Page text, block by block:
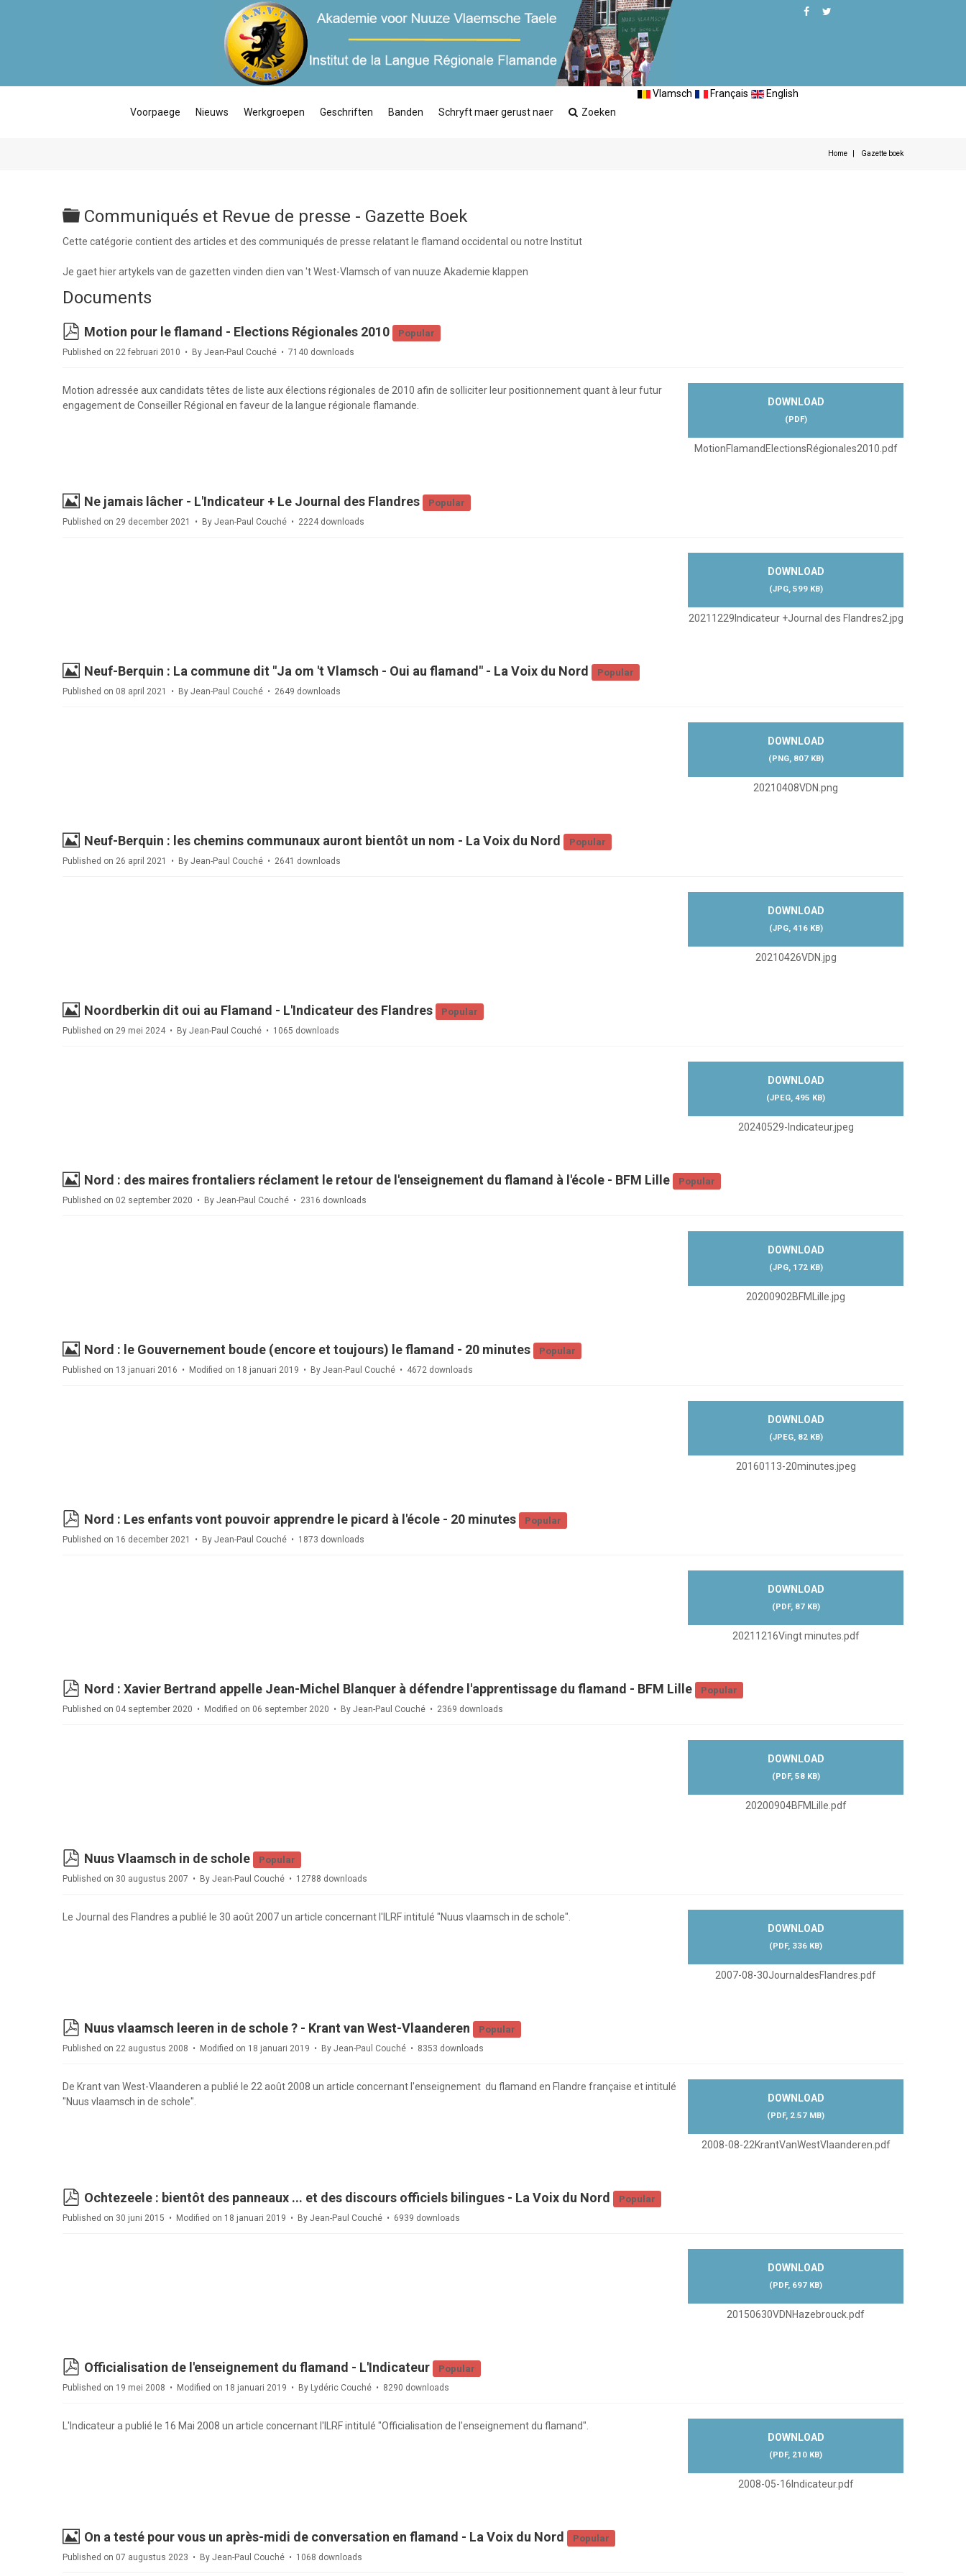
Voorpaege Nieuws Werkgroepen Geschriften Banden Schryft maer gerust naer Zoeken
Vlamsch Français English
Home Gazette boek
Folder
Communiqués et Revue de presse - Gazette Boek
Cette catégorie contient des articles et des communiqués de presse relatant le flamand occidental ou notre Institut
Je gaet hier artykels van de gazetten vinden dien van 't West-Vlamsch of van nuuze Akademie klappen
Documents
pdf
Motion pour le flamand - Elections Régionales 2010 Popular
Published on 22 februari 2010 By Jean-Paul Couché 7140 downloads
DOWNLOAD
(PDF)
MotionFlamandElectionsRégionales2010.pdf
Motion adressée aux candidats têtes de liste aux élections régionales de 2010 afin de solliciter leur positionnement quant à leur futur
engagement de Conseiller Régional en faveur de la langue régionale flamande.
Image
Ne jamais lâcher - L'Indicateur + Le Journal des Flandres Popular
Published on 29 december 2021 By Jean-Paul Couché 2224 downloads
DOWNLOAD
(JPG, 599 KB)
20211229Indicateur +Journal des Flandres2.jpg
Image
Neuf-Berquin : La commune dit "Ja om 't Vlamsch - Oui au flamand" - La Voix du Nord Popular
Published on 08 april 2021 By Jean-Paul Couché 2649 downloads
DOWNLOAD
(PNG, 807 KB)
20210408VDN.png
Image
Neuf-Berquin : les chemins communaux auront bientôt un nom - La Voix du Nord Popular
Published on 26 april 2021 By Jean-Paul Couché 2641 downloads
DOWNLOAD
(JPG, 416 KB)
20210426VDN.jpg
Image
Noordberkin dit oui au Flamand - L'Indicateur des Flandres Popular
Published on 29 mei 2024 By Jean-Paul Couché 1065 downloads
DOWNLOAD
(JPEG, 495 KB)
20240529-Indicateur.jpeg
Image
Nord : des maires frontaliers réclament le retour de l'enseignement du flamand à l'école - BFM Lille Popular
Published on 02 september 2020 By Jean-Paul Couché 2316 downloads
DOWNLOAD
(JPG, 172 KB)
20200902BFMLille.jpg
Image
Nord : le Gouvernement boude (encore et toujours) le flamand - 20 minutes Popular
Published on 13 januari 2016 Modified on 18 januari 2019 By Jean-Paul Couché 4672 downloads
DOWNLOAD
(JPEG, 82 KB)
20160113-20minutes.jpeg
pdf
Nord : Les enfants vont pouvoir apprendre le picard à l'école - 20 minutes Popular
Published on 16 december 2021 By Jean-Paul Couché 1873 downloads
DOWNLOAD
(PDF, 87 KB)
20211216Vingt minutes.pdf
pdf
Nord : Xavier Bertrand appelle Jean-Michel Blanquer à défendre l'apprentissage du flamand - BFM Lille Popular
Published on 04 september 2020 Modified on 06 september 2020 By Jean-Paul Couché 2369 downloads
DOWNLOAD
(PDF, 58 KB)
20200904BFMLille.pdf
pdf
Nuus Vlaamsch in de schole Popular
Published on 30 augustus 2007 By Jean-Paul Couché 12788 downloads
DOWNLOAD
(PDF, 336 KB)
2007-08-30JournaldesFlandres.pdf
Le Journal des Flandres a publié le 30 août 2007 un article concernant l'ILRF intitulé "Nuus vlaamsch in de schole".
pdf
Nuus vlaamsch leeren in de schole ? - Krant van West-Vlaanderen Popular
Published on 22 augustus 2008 Modified on 18 januari 2019 By Jean-Paul Couché 8353 downloads
DOWNLOAD
(PDF, 2.57 MB)
2008-08-22KrantVanWestVlaanderen.pdf
De Krant van West-Vlaanderen a publié le 22 août 2008 un article concernant l'enseignement du flamand en Flandre française et intitulé
"Nuus vlaamsch in de schole".
pdf
Ochtezeele : bientôt des panneaux ... et des discours officiels bilingues - La Voix du Nord Popular
Published on 30 juni 2015 Modified on 18 januari 2019 By Jean-Paul Couché 6939 downloads
DOWNLOAD
(PDF, 697 KB)
20150630VDNHazebrouck.pdf
pdf
Officialisation de l'enseignement du flamand - L'Indicateur Popular
Published on 19 mei 2008 Modified on 18 januari 2019 By Lydéric Couché 8290 downloads
DOWNLOAD
(PDF, 210 KB)
2008-05-16Indicateur.pdf
L'Indicateur a publié le 16 Mai 2008 un article concernant l'ILRF intitulé "Officialisation de l'enseignement du flamand".
Image
On a testé pour vous un après-midi de conversation en flamand - La Voix du Nord Popular
Published on 07 augustus 2023 By Jean-Paul Couché 1068 downloads